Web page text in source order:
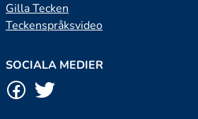
Gilla Tecken
Teckenspråksvideo
SOCIALA MEDIER